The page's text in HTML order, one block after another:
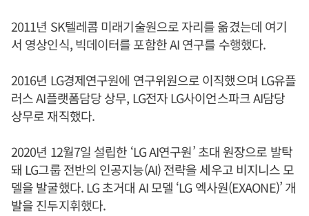
2011년 SK텔레콤 미래기술원으로 자리를 옮겼는데 여기
서 영상인식, 빅데이터를 포함한 AI 연구를 수행했다.
2016년 LG경제연구원에 연구위원으로 이직했으며 LG유플
러스 AI플랫폼담당 상무, LG전자 LG사이언스파크 AI담당
상무로 재직했다.
2020년 12월7일 설립한 ‘LG AI연구원’ 초대 원장으로 발탁
돼 LG그룹 전반의 인공지능(AI) 전략을 세우고 비지니스 모
델을 발굴했다. LG 초거대 AI 모델 ‘LG 엑사원(EXAONE)’ 개
발을 진두지휘했다.